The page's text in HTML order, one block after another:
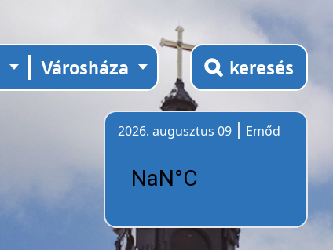
Városháza keresés
2026. augusztus 09
Emőd